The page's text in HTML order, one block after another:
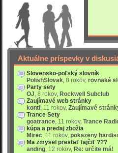
Aktuálne príspevky v
Slovensko-poľský slovník
PolishSlovak, 8 rokov, rovnaké
Party sety
OJ, 8 rokov, Rockwell Subclub
Zaujímavé web stránky
konti, 11 rokov, Zaujímavé
Trance Sety
goatrance, 11 rokov, Trance
kúpa a predaj zbožia
Mirec, 11 rokov, pokazeny
Ma zmysel prestať fajčiť ???
anding, 12 rokov, Re: určite má!